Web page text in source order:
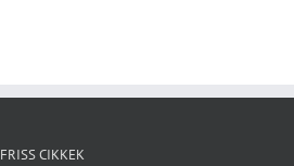
FRISS CIKKEK